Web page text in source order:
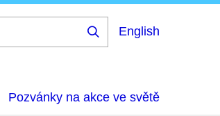
English
Pozvánky na akce ve světě